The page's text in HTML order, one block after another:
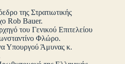
της Στρατιωτικής
Rob Bauer.
του Γενικού Επιτελείου
Φλώρο.
Υπουργού Άμυνας κ.